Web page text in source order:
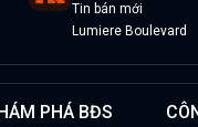
Tin bán mới
Lumiere Boulevard
PHÁ BĐS